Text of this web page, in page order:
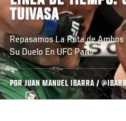
TUIVASA
Repasamos La Ruta de
Su Duelo En UFC París
POR JUAN MANUEL IBARRA /